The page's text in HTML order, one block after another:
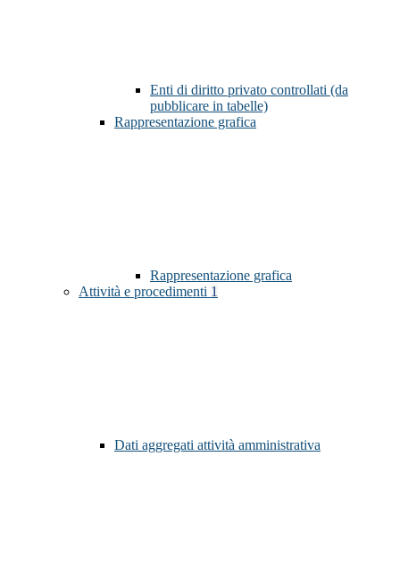
Enti di diritto privato controllati (da
pubblicare in tabelle)
Rappresentazione grafica
Rappresentazione grafica
Attività e procedimenti 1
Dati aggregati attività amministrativa